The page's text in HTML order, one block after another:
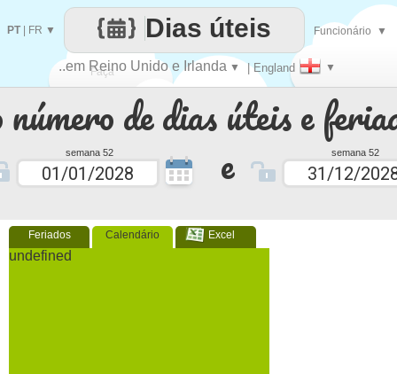
de dias úteis e
semana 52 e semana 52
Feriados Calendário Excel
undefined
Faça
cada
..em Reino Unido e Irlanda ▼ | England ▼
Dias úteis
PT| FR ▼ Funcionário ▼